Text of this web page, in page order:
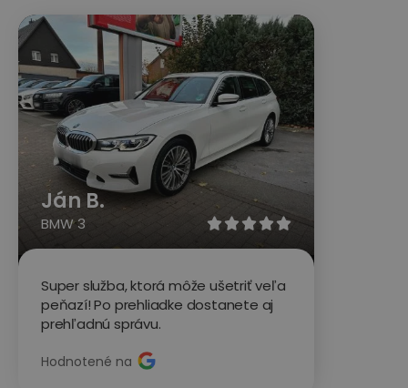
 
Ján B.
BMW 3
Super služba, ktorá môže ušetriť veľa
peňazí! Po prehliadke dostanete aj
prehľadnú správu.
Hodnotené na